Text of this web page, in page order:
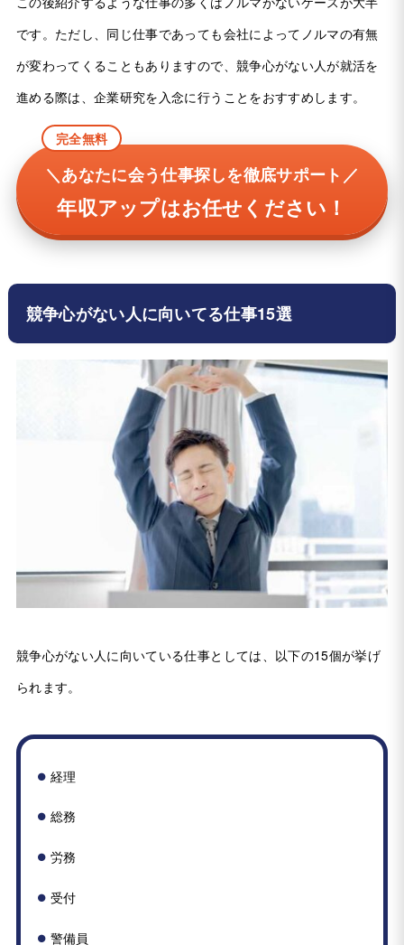
です。ただし、同じ仕事であっても会社によってノルマの有無
が変わってくることもありますので、競争心がない人が就活を
進める際は、企業研究を入念に行うことをおすすめします。
完全無料
＼あなたに会う仕事探しを徹底サポート／
年収アップはお任せください！
競争心がない人に向いてる仕事15選
競争心がない人に向いている仕事としては、以下の15個が挙げ
られます。
経理
総務
労務
受付
警備員